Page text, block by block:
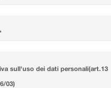
sull'uso dei dati personali(art.13
03)